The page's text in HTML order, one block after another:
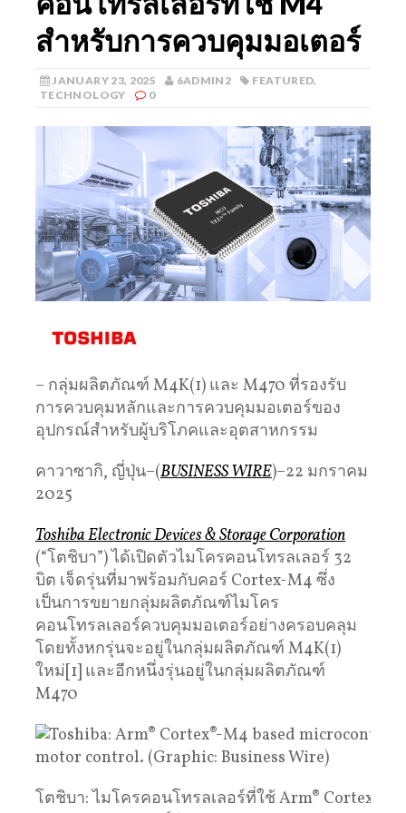
สำหรับการควบคุมมอเตอร์
JANUARY 23, 2025 6ADMIN2 FEATURED,
TECHNOLOGY
0
– กลุ่มผลิตภัณฑ์ M4K(1) และ M470 ที่รองรับ
การควบคุมหลักและการควบคุมมอเตอร์ของ
อุปกรณ์สำหรับผู้บริโภคและอุตสาหกรรม
คาวาซากิ, ญี่ปุ่น–(BUSINESS WIRE)–22 มกราคม
2025
Toshiba Electronic Devices & Storage Corporation
(“โตชิบา”) ได้เปิดตัวไมโครคอนโทรลเลอร์ 32
บิต เจ็ดรุ่นที่มาพร้อมกับคอร์ Cortex-M4 ซึ่ง
เป็นการขยายกลุ่มผลิตภัณฑ์ไมโคร
คอนโทรลเลอร์ควบคุมมอเตอร์อย่างครอบคลุม
โดยทั้งหกรุ่นจะอยู่ในกลุ่มผลิตภัณฑ์ M4K(1)
ใหม่[1] และอีกหนึ่งรุ่นอยู่ในกลุ่มผลิตภัณฑ์
M470
โตชิบา: ไมโครคอนโทรลเลอร์ที่ใช้ Arm® Cortex®-